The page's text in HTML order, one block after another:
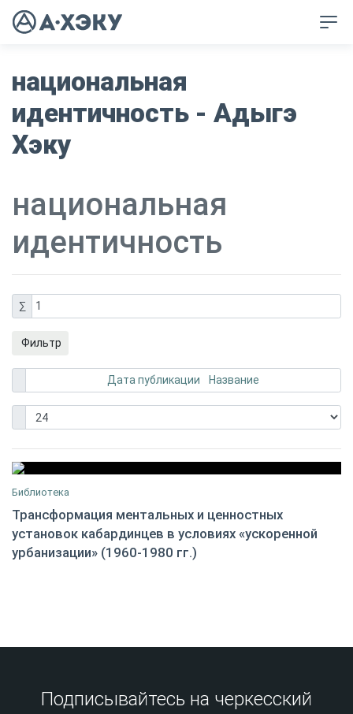
национальная
идентичность - Адыгэ
Хэку
национальная
идентичность
∑ 1
Фильтр
Дата публикации Название
О.А. ЖАНСИТОВ
Библиотека
Трансформация ментальных и ценностных
установок кабардинцев в условиях «ускоренной
урбанизации» (1960-1980 гг.)
Подписывайтесь на черкесский